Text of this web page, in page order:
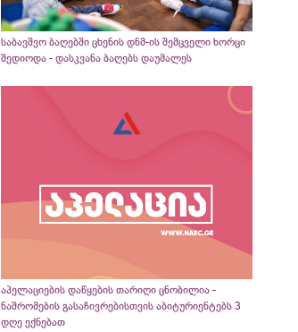
საბავშვო ბაღებში ცხენის დნმ-ის შემცველი ხორცი
შედიოდა - დასკვანა ბაღებს დაუმალეს
აპელაციების დაწყების თარიღი ცნობილია -
ნაშრომების გასაჩივრებისთვის აბიტურიენტებს 3
დღე ექნებათ